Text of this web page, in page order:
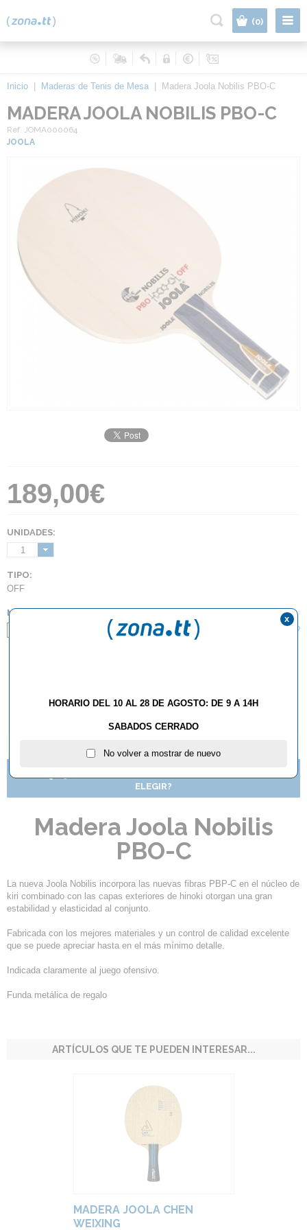
(0)
Inicio Maderas de Tenis de Mesa Madera Joola Nobilis PBO-C
MADERA JOOLA NOBILIS PBO-C
Ref. JOMA000064
JOOLA
189,00€
UNIDADES:
1
TIPO:
OFF
MANGO:
¿Qué tipo de mango debo elegir?
ELEGIR?
Madera Joola Nobilis
PBO-C
La nueva Joola Nobilis incorpora las nuevas fibras PBP-C en el núcleo de
kiri combinado con las capas exteriores de hinoki otorgan una gran
estabilidad y elasticidad al conjunto.
Fabricada con los mejores materiales y un control de calidad excelente
que se puede apreciar hasta en el más mínimo detalle.
Indicada claramente al juego ofensivo.
Funda metálica de regalo
ARTÍCULOS QUE TE PUEDEN INTERESAR...
MADERA JOOLA CHEN
WEIXING
HORARIO DEL 10 AL 28 DE AGOSTO: DE 9 A 14H
SABADOS CERRADO
No volver a mostrar de nuevo
x